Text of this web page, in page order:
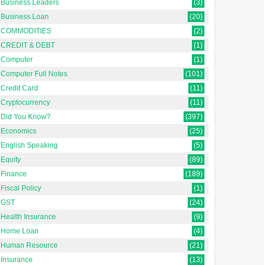
Business Leaders
(3)
Business Loan
(20)
COMMODITIES
(2)
CREDIT & DEBT
(1)
Computer
(1)
Computer Full Notes
(101)
Credit Card
(11)
Cryptocurrency
(11)
Did You Know?
(397)
Economics
(25)
English Speaking
(5)
Equity
(89)
Finance
(189)
Fiscal Policy
(1)
GST
(24)
Health Insurance
(9)
Home Loan
(4)
Human Resource
(21)
Insurance
(13)